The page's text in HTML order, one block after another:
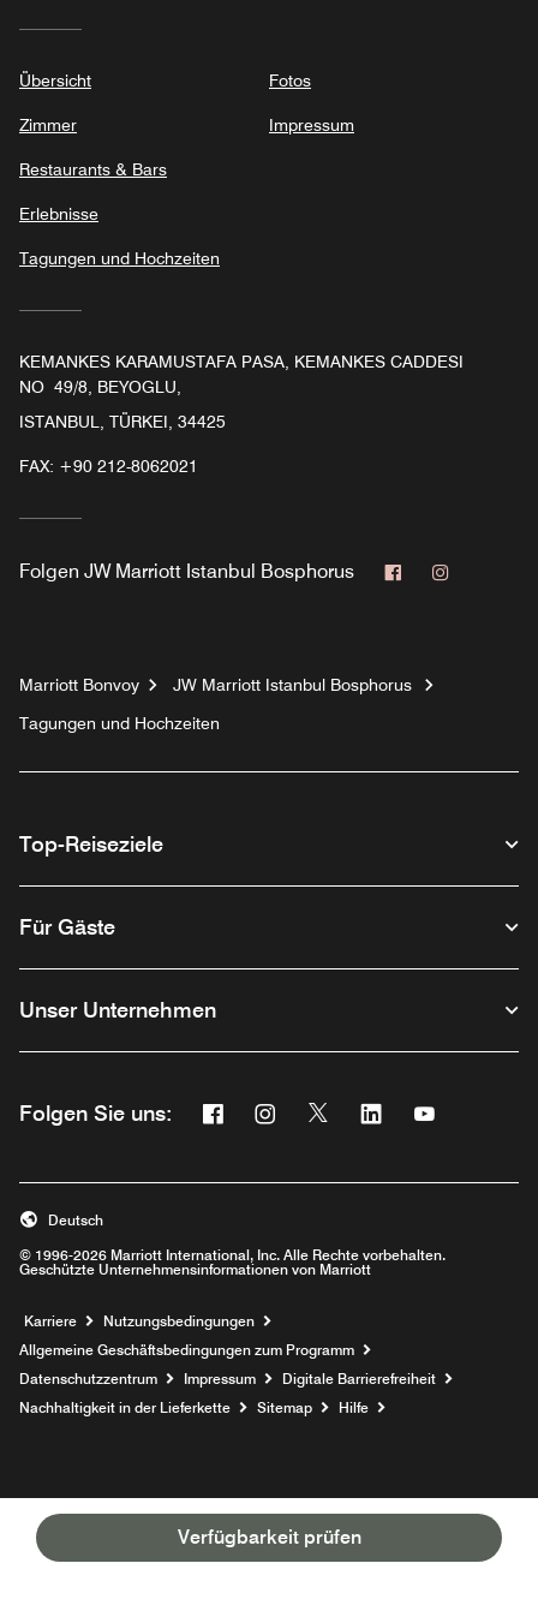
Verfügbarkeit prüfen
Übersicht
Zimmer
Restaurants & Bars
Erlebnisse
Tagungen und Hochzeiten
Fotos
Impressum
KEMANKES KARAMUSTAFA PASA, KEMANKES CADDESI
NO 49/8, BEYOGLU,
ISTANBUL, TÜRKEI, 34425
FAX: +90 212-8062021
Folgen JW Marriott Istanbul Bosphorus Facebook
Marriott Bonvoy
JW Marriott Istanbul Bosphorus
Tagungen und Hochzeiten
Top-Reiseziele
Für Gäste
Unser Unternehmen
Folgen Sie uns: Facebook
Opens a new window
Instagram
Opens a new window
Twitter
Opens a new window
Linkedin
Opens a new
Opens a
© 1996-2026 Marriott International, Inc. Alle Rechte vorbehalten.
Geschützte Unternehmensinformationen von Marriott
Deutsch
Karriere Opens a new window
Nutzungsbedingungen
Allgemeine Geschäftsbedingungen zum Programm
Datenschutzzentrum
Impressum
Digitale Barrierefreiheit
Nachhaltigkeit in der Lieferkette
Sitemap Hilfe